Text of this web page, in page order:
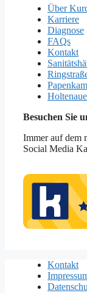
Über
Karriere
Diagnose
FAQs
Kontakt
Besuchen Sie
Immer auf dem
Social Media
Kontakt